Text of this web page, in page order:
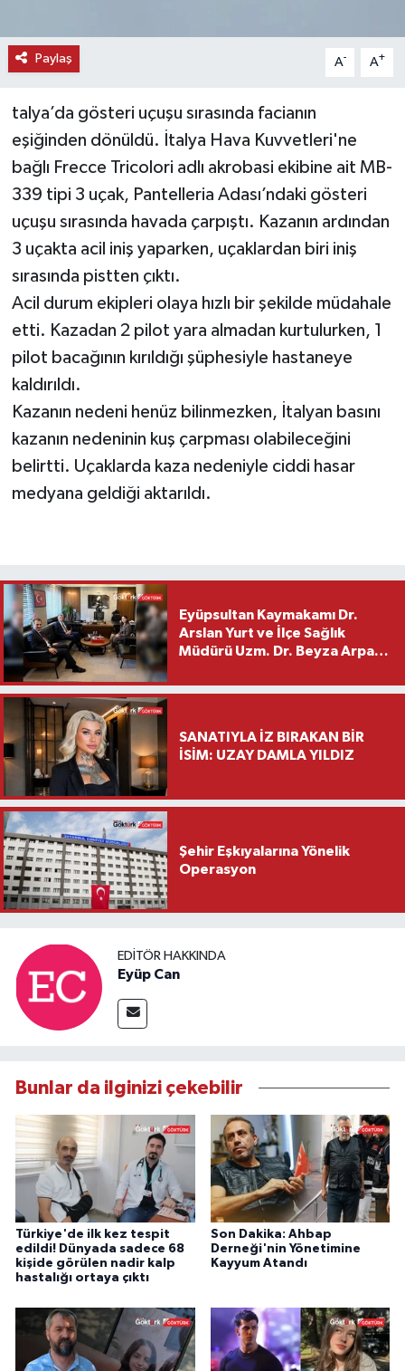
Paylaş A- A+
talya’da gösteri uçuşu sırasında facianın
eşiğinden dönüldü. İtalya Hava Kuvvetleri'ne
bağlı Frecce Tricolori adlı akrobasi ekibine ait MB-
339 tipi 3 uçak, Pantelleria Adası’ndaki gösteri
uçuşu sırasında havada çarpıştı. Kazanın ardından
3 uçakta acil iniş yaparken, uçaklardan biri iniş
sırasında pistten çıktı.
Acil durum ekipleri olaya hızlı bir şekilde müdahale
etti. Kazadan 2 pilot yara almadan kurtulurken, 1
pilot bacağının kırıldığı şüphesiyle hastaneye
kaldırıldı.
Kazanın nedeni henüz bilinmezken, İtalyan basını
kazanın nedeninin kuş çarpması olabileceğini
belirtti. Uçaklarda kaza nedeniyle ciddi hasar
medyana geldiği aktarıldı.
Eyüpsultan Kaymakamı Dr.
Arslan Yurt ve İlçe Sağlık
Müdürü Uzm. Dr. Beyza Arpacı
Ziyareti
SANATIYLA İZ BIRAKAN BİR
İSİM: UZAY DAMLA YILDIZ
Şehir Eşkıyalarına Yönelik
Operasyon
EDITÖR HAKKINDA
Eyüp Can
Bunlar da ilginizi çekebilir
Türkiye'de ilk kez tespit
edildi! Dünyada sadece 68
kişide görülen nadir kalp
hastalığı ortaya çıktı
Son Dakika: Ahbap
Derneği'nin Yönetimine
Kayyum Atandı
TEKNOLOJİ
TİCARET
YAŞAM